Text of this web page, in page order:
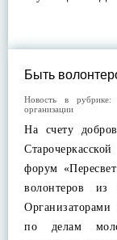
Быть
Новость в рубрике:
организации
На счету
форум
волонтеров из
по делам